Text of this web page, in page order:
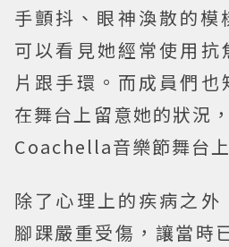
手顫抖、眼神渙散的模
可以看見她經常使用抗
片跟手環。而成員們也
在舞台上留意她的狀況
Coachella音樂節舞台
除了心理上的疾病之外
腳踝嚴重受傷，讓當時